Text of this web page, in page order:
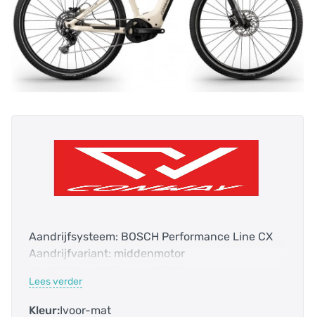
Aandrijfsysteem: BOSCH Performance Line CX
Aandrijfvariant: middenmotor
Accucapaciteit: 625.0 Wh
Bovenbuis: 600 mm
Lees verder
Kleur:Ivoor-mat